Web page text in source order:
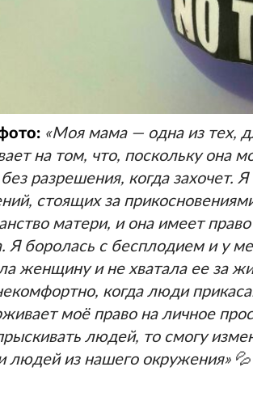
«Моя мама — одна из тех,
на том, что, поскольку она
разрешения, когда захочет.
стоящих за
матери, и она имеет
Я боролась с бесплодием и у
женщину и не хватала ее за
когда люди
моё право на личное
людей, то смогу
людей из нашего окружения» 💦